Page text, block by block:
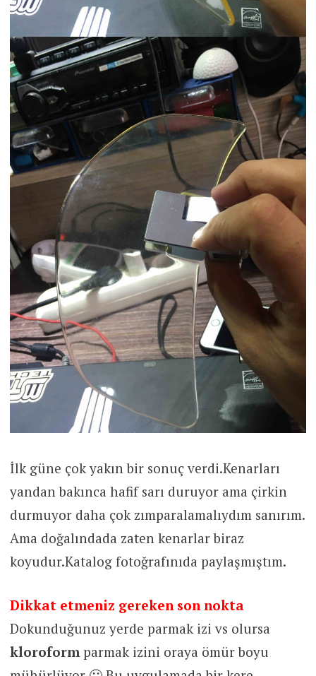
İlk güne çok yakın bir sonuç verdi.Kenarları
yandan bakınca hafif sarı duruyor ama çirkin
durmuyor daha çok zımparalamalıydım sanırım.
Ama doğalındada zaten kenarlar biraz
koyudur.Katalog fotoğrafınıda paylaşmıştım.
Dikkat etmeniz gereken son nokta
Dokunduğunuz yerde parmak izi vs olursa
kloroform parmak izini oraya ömür boyu